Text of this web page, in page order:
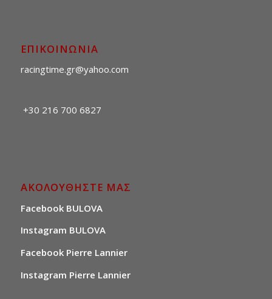
ΕΠΙΚΟΙΝΩΝΙΑ
racingtime.gr@yahoo.com
+30 216 700 6827
ΑΚΟΛΟΥΘΗΣΤΕ ΜΑΣ
Facebook BULOVA
Instagram BULOVA
Facebook Pierre Lannier
Instagram Pierre Lannier